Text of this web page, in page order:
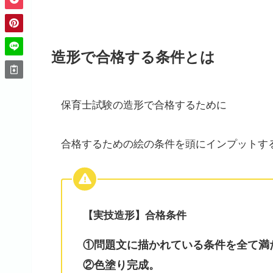
造形で合格する条件とは
保育士試験の造形で合格するために
合格するための絵の条件を頭にインプットす
【実技造形】合格条件
①問題文に描かれている条件を全て満
②色塗り完成。